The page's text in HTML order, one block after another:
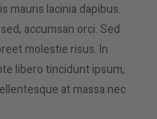
mauris lacinia dapibus.
accumsan orci. Sed
molestie risus. In
libero tincidunt ipsum,
at massa nec